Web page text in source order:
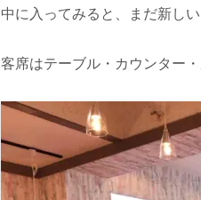
中に入ってみると、まだ新し
客席はテーブル・カウンター